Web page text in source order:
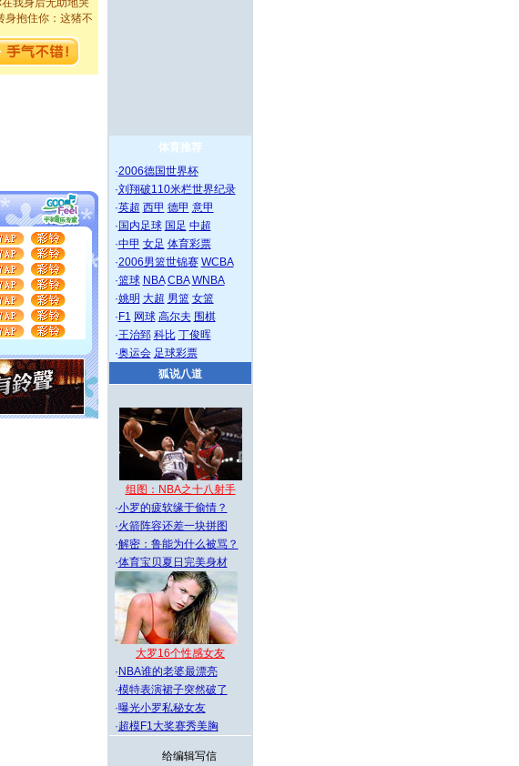
抱住你：这猪不
，每日尽显开心
！听一曲轻歌，
!新年要快乐!天天
的日子里,愿幸福,
在.圣诞快乐!
电；没有你我会
抱你是我特长，吻
生今世和你在一
生三世和你不再分
身抱住你：这猪不
，每日尽显开心
欢！听一曲轻歌，
体育推荐
·2006德国世界杯
·刘翔破110米栏世界纪录
·英超 西甲 德甲 意甲
· 国内足球 国足 中超
·中甲 女足 体育彩票
·2006男篮世锦赛 WCBA
·篮球 NBA CBA WNBA
·姚明 大超 男篮 女篮
· F1 网球 高尔夫 围棋
·王治郅 科比 丁俊晖
·奥运会 足球彩票
狐说八道
组图：NBA之十八射手
·小罗的疲软缘于偷情？
·火箭阵容还差一块拼图
·解密：鲁能为什么被骂？
·体育宝贝夏日完美身材
大罗16个性感女友
· NBA谁的老婆最漂亮
·模特表演裙子突然破了
·曝光小罗私秘女友
·超模F1大奖赛秀美胸
给编辑写信